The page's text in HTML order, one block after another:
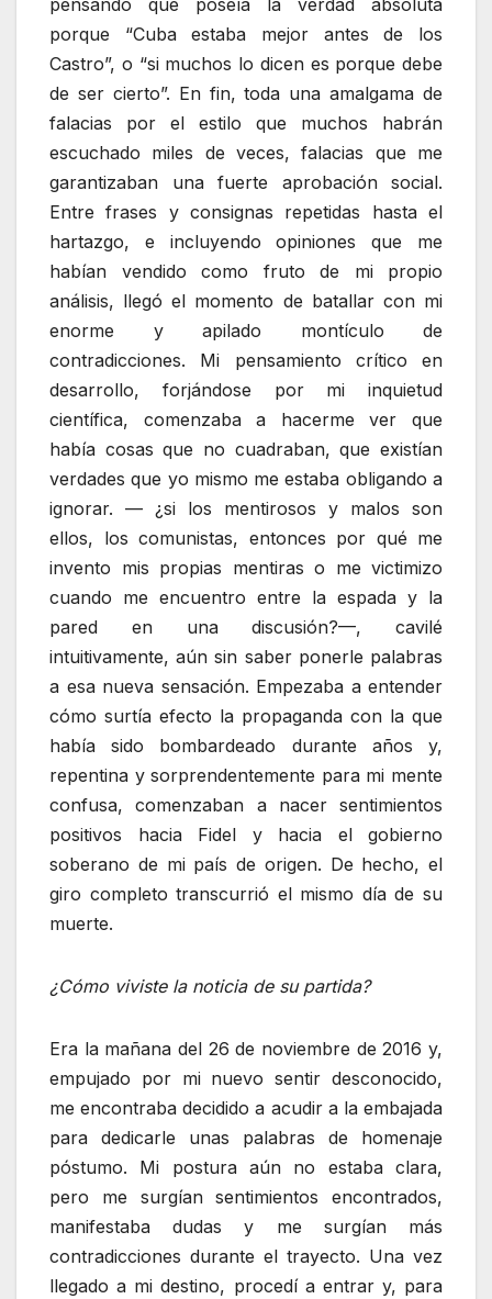
pensando que poseía la verdad absoluta
porque “Cuba estaba mejor antes de los
Castro”, o “si muchos lo dicen es porque debe
de ser cierto”. En fin, toda una amalgama de
falacias por el estilo que muchos habrán
escuchado miles de veces, falacias que me
garantizaban una fuerte aprobación social.
Entre frases y consignas repetidas hasta el
hartazgo, e incluyendo opiniones que me
habían vendido como fruto de mi propio
análisis, llegó el momento de batallar con mi
enorme y apilado montículo de
contradicciones. Mi pensamiento crítico en
desarrollo, forjándose por mi inquietud
científica, comenzaba a hacerme ver que
había cosas que no cuadraban, que existían
verdades que yo mismo me estaba obligando a
ignorar. — ¿si los mentirosos y malos son
ellos, los comunistas, entonces por qué me
invento mis propias mentiras o me victimizo
cuando me encuentro entre la espada y la
pared en una discusión?—, cavilé
intuitivamente, aún sin saber ponerle palabras
a esa nueva sensación. Empezaba a entender
cómo surtía efecto la propaganda con la que
había sido bombardeado durante años y,
repentina y sorprendentemente para mi mente
confusa, comenzaban a nacer sentimientos
positivos hacia Fidel y hacia el gobierno
soberano de mi país de origen. De hecho, el
giro completo transcurrió el mismo día de su
muerte.
¿Cómo viviste la noticia de su partida?
Era la mañana del 26 de noviembre de 2016 y,
empujado por mi nuevo sentir desconocido,
me encontraba decidido a acudir a la embajada
para dedicarle unas palabras de homenaje
póstumo. Mi postura aún no estaba clara,
pero me surgían sentimientos encontrados,
manifestaba dudas y me surgían más
contradicciones durante el trayecto. Una vez
llegado a mi destino, procedí a entrar y, para